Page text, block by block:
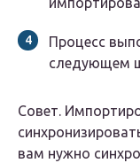
Процесс
следующем
Совет.
вам нужно